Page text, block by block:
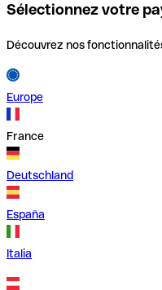
Sélectionnez votre
Découvrez nos
Europe
France
Deutschland
España
Italia